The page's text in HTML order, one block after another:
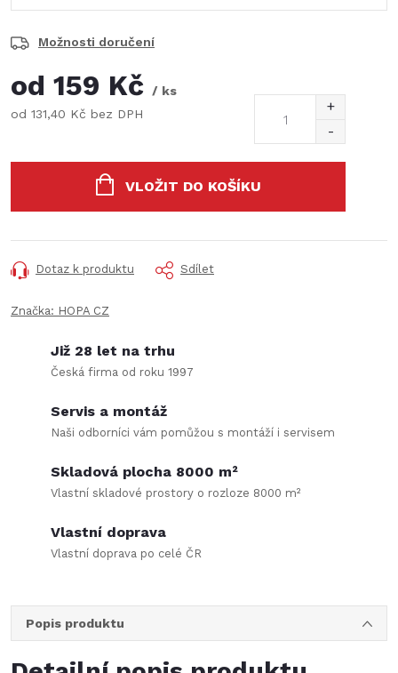
Možnosti doručení
od 159 Kč
/ ks
od 131,40 Kč bez DPH
VLOŽIT DO KOŠÍKU
Dotaz k produktu Sdílet
Značka: HOPA CZ
Již 28 let na trhu
Česká firma od roku 1997
Servis a montáž
Naši odborníci vám pomůžou s montáží i servisem
Skladová plocha 8000 m²
Vlastní skladové prostory o rozloze 8000 m²
Vlastní doprava
Vlastní doprava po celé ČR
Popis produktu